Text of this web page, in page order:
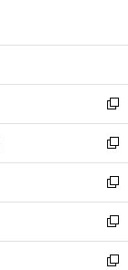
開
ン
ウ
で
開
く
ウ
ン
ド
ウ
で
開
く
新
し
い
ウ
ィ
ン
ド
ウ
で
新
し
い
ウ
ィ
ン
ド
新
し
い
ウ
ィ
新
し
い
新